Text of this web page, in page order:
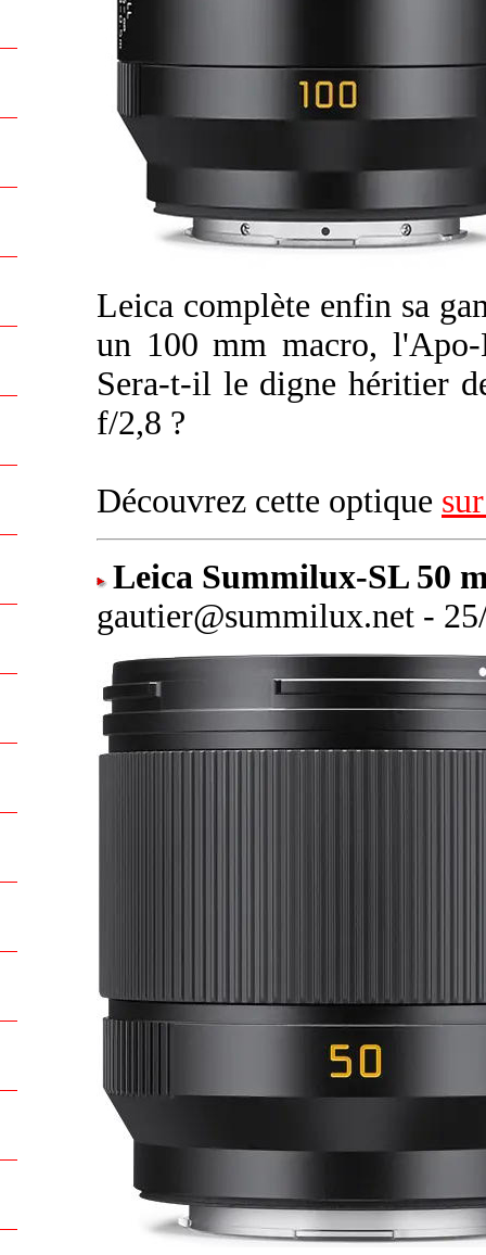
Leica complète enfin sa
un 100 mm macro,
Sera-t-il le digne héritier
f/2,8 ?
Découvrez cette optique
Leica Summilux-SL 50
gautier@summilux.net -